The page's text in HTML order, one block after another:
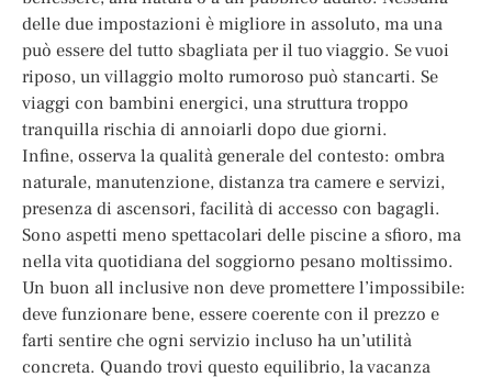
delle due impostazioni è migliore in assoluto, ma una
può essere del tutto sbagliata per il tuo viaggio. Se vuoi
riposo, un villaggio molto rumoroso può stancarti. Se
viaggi con bambini energici, una struttura troppo
tranquilla rischia di annoiarli dopo due giorni.
Infine, osserva la qualità generale del contesto: ombra
naturale, manutenzione, distanza tra camere e servizi,
presenza di ascensori, facilità di accesso con bagagli.
Sono aspetti meno spettacolari delle piscine a sfioro, ma
nella vita quotidiana del soggiorno pesano moltissimo.
Un buon all inclusive non deve promettere l’impossibile:
deve funzionare bene, essere coerente con il prezzo e
farti sentire che ogni servizio incluso ha un’utilità
concreta. Quando trovi questo equilibrio, la vacanza